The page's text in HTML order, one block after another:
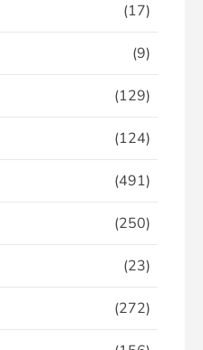
(17)
(9)
(129)
(124)
(491)
(250)
(23)
(272)